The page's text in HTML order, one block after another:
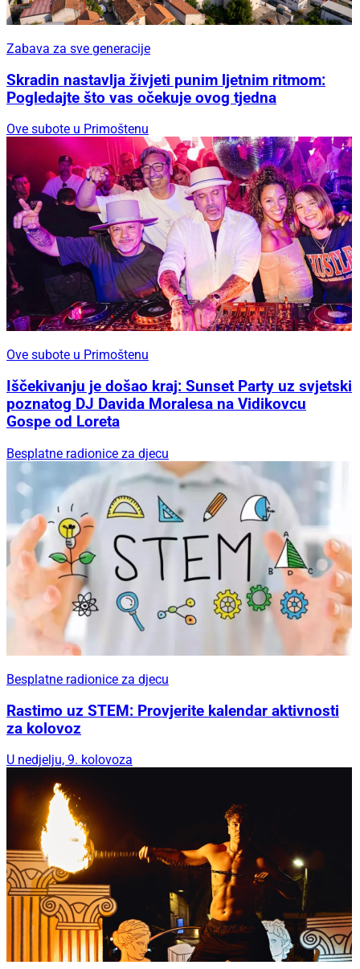
Zabava za sve generacije
Skradin nastavlja živjeti punim ljetnim ritmom:
Pogledajte što vas očekuje ovog tjedna
Ove subote u Primoštenu
Ove subote u Primoštenu
Iščekivanju je došao kraj: Sunset Party uz svjetski
poznatog DJ Davida Moralesa na Vidikovcu
Gospe od Loreta
Besplatne radionice za djecu
Besplatne radionice za djecu
Rastimo uz STEM: Provjerite kalendar aktivnosti
za kolovoz
U nedjelju, 9. kolovoza